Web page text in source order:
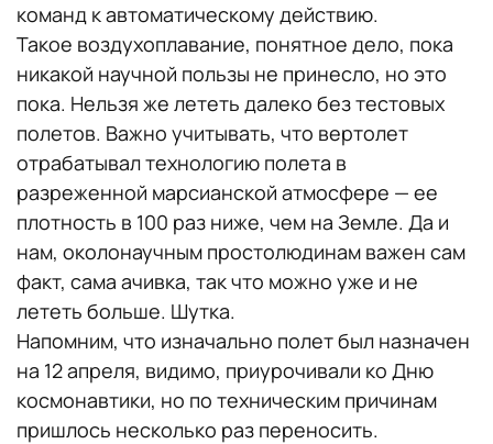
команд к автоматическому действию.
Такое воздухоплавание, понятное дело, пока
никакой научной пользы не принесло, но это
пока. Нельзя же лететь далеко без тестовых
полетов. Важно учитывать, что вертолет
отрабатывал технологию полета в
разреженной марсианской атмосфере — ее
плотность в 100 раз ниже, чем на Земле. Да и
нам, околонаучным простолюдинам важен сам
факт, сама ачивка, так что можно уже и не
лететь больше. Шутка.
Напомним, что изначально полет был назначен
на 12 апреля, видимо, приурочивали ко Дню
космонавтики, но по техническим причинам
пришлось несколько раз переносить.